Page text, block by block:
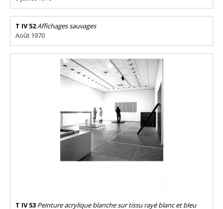
T IV 52Affichages sauvages
Août 1970
T IV 53 Peinture acrylique blanche sur tissu rayé blanc et bleu